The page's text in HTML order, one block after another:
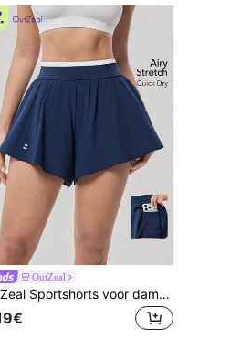
OutZeal
OutZeal Sportshorts voor dames, effen kleur, zomer, lente, tennis, hardlopen, ingebouwde shorts, kleurblokken, zwierige zomen, actieve broek.